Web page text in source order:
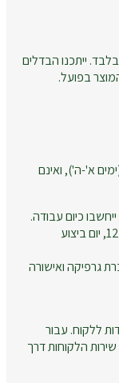
ייתכנו הבדלים
בפועל.
א'-ה'), ואינם
הזמנות שיבוצעו לאחר השעה 12:00, יום ביצוע
גרפיקה ואישורה
מתייחסים להזמנות עד 10 יחידות ללקוח. עבור
הלקוחות דרך